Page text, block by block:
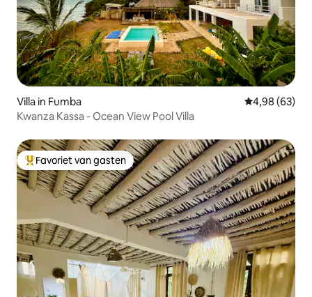
Villa in Fumba Gemiddelde
4,98 (63)
Kwanza Kassa - Ocean View Pool Villa
Topfavoriet van gasten
Favoriet van gasten